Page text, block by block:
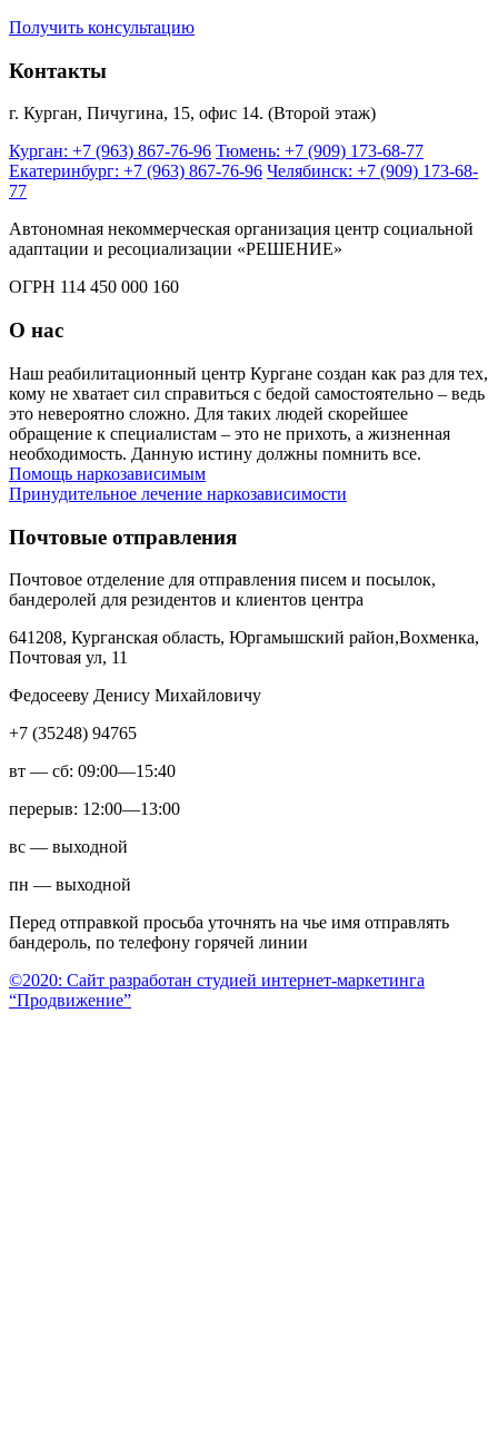
Получить консультацию
Контакты
г. Курган, Пичугина, 15, офис 14. (Второй этаж)
Курган: +7 (963) 867-76-96 Тюмень: +7 (909) 173-68-77
Екатеринбург: +7 (963) 867-76-96 Челябинск: +7 (909) 173-68-
77
Автономная некоммерческая организация центр социальной
адаптации и ресоциализации «РЕШЕНИЕ»
ОГРН 114 450 000 160
О нас
Наш реабилитационный центр Кургане создан как раз для тех,
кому не хватает сил справиться с бедой самостоятельно – ведь
это невероятно сложно. Для таких людей скорейшее
обращение к специалистам – это не прихоть, а жизненная
необходимость. Данную истину должны помнить все.
Помощь наркозависимым
Принудительное лечение наркозависимости
Почтовые отправления
Почтовое отделение для отправления писем и посылок,
бандеролей для резидентов и клиентов центра
641208, Курганская область, Юргамышский район,Вохменка,
Почтовая ул, 11
Федосееву Денису Михайловичу
+7 (35248) 94765
вт — сб: 09:00—15:40
перерыв: 12:00—13:00
вс — выходной
пн — выходной
Перед отправкой просьба уточнять на чье имя отправлять
бандероль, по телефону горячей линии
©2020: Сайт разработан студией интернет-маркетинга
“Продвижение”